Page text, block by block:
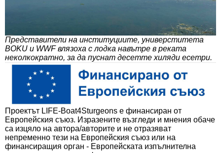
Представители на институциите, универститета
BOKU и WWF влязоха с лодка навътре в реката
неколкократно, за да пуснат десетте хиляди есетри.
Проектът LIFE-Boat4Sturgeons е финансиран от
Европейския съюз. Изразените възгледи и мнения обаче
са изцяло на автора/авторите и не отразяват
непременно тези на Европейския съюз или на
финансиращия орган - Европейската изпълнителна